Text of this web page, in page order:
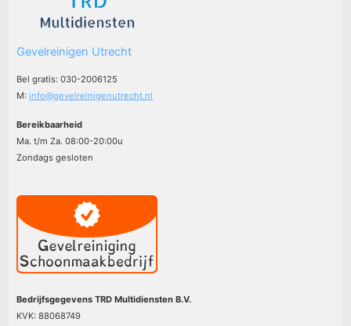
Gevelreinigen Utrecht
Bel gratis: 030-2006125
M:info@gevelreinigenutrecht.nl
Bereikbaarheid
Ma. t/m Za. 08:00-20:00u
Zondags gesloten
Bedrijfsgegevens TRD Multidiensten B.V.
KVK: 88068749